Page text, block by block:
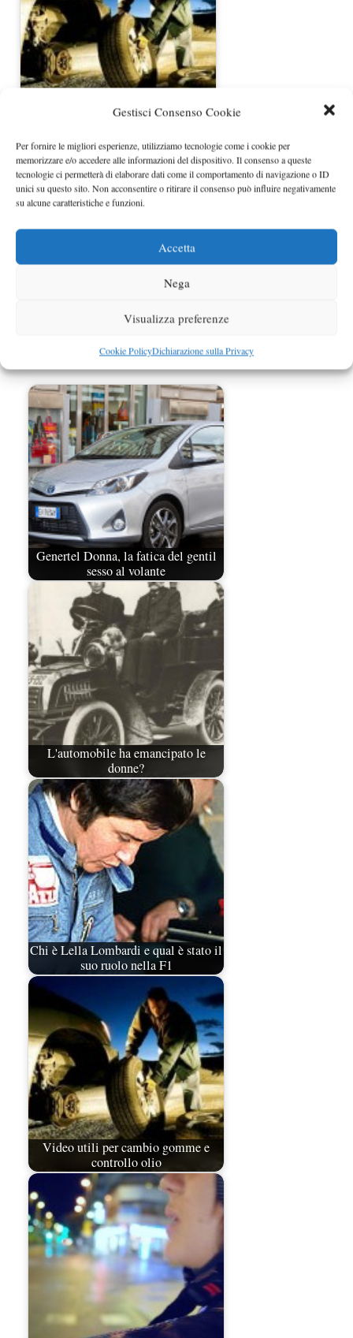
Gestisci Consenso Cookie
Per fornire le migliori esperienze, utilizziamo tecnologie come i cookie per
memorizzare e/o accedere alle informazioni del dispositivo. Il consenso a queste
tecnologie ci permetterà di elaborare dati come il comportamento di navigazione o ID
unici su questo sito. Non acconsentire o ritirare il consenso può influire negativamente
su alcune caratteristiche e funzioni.
Accetta
Nega
Visualizza preferenze
Cookie PolicyDichiarazione sulla Privacy
Video utili per cambio gomme e
controllo olio
Marmittamia: la moto per le donne
Aiuti e approfondimenti,Senza categoria
Genertel Donna, la fatica del gentil
sesso al volante
L'automobile ha emancipato le
donne?
Chi è Lella Lombardi e qual è stato il
suo ruolo nella F1
Video utili per cambio gomme e
controllo olio